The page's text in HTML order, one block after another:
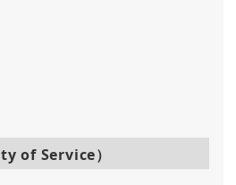
of Service）